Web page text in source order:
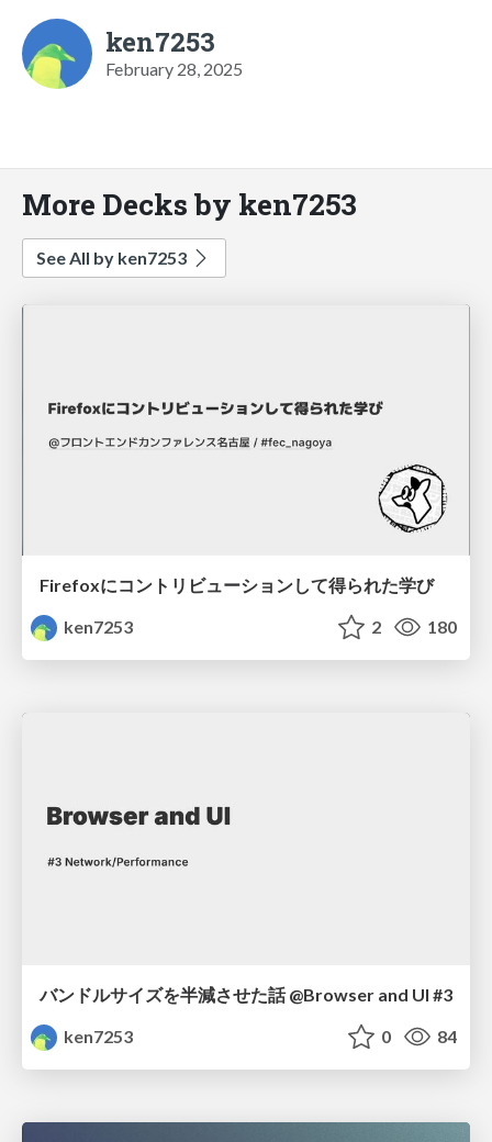
ken7253
February 28, 2025
More Decks by ken7253
See All by ken7253
Firefoxにコントリビューションして得られた学び
ken7253
2 180
バンドルサイズを半減させた話 @Browser and UI #3
ken7253
0 84